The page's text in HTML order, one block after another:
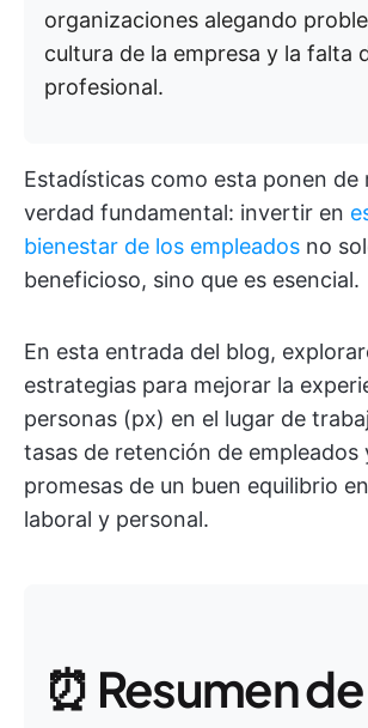
organizaciones alegando
cultura de la empresa y la falta
profesional.
Estadísticas como esta ponen de
verdad fundamental: invertir en
bienestar de los empleados no
beneficioso, sino que es esencial.
En esta entrada del blog,
estrategias para mejorar la
personas (px) en el lugar de
tasas de retención de empleados
promesas de un buen equilibrio
laboral y personal.
⏰ Resumen